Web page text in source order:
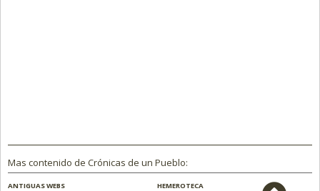
Mas contenido de Crónicas de un Pueblo:
ANTIGUAS WEBS HEMEROTECA